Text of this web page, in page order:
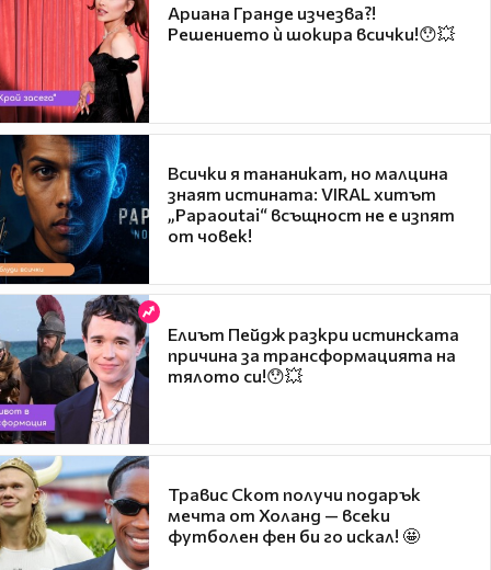
Ариана Гранде изчезва?!
Решението ѝ шокира всички!😯💥
Всички я тананикат, но малцина
знаят истината: VIRAL хитът
„Papaoutai“ всъщност не е изпят
от човек!
Елиът Пейдж разкри истинската
причина за трансформацията на
тялото си!😯💥
Травис Скот получи подарък
мечта от Холанд — всеки
футболен фен би го искал! 🤩